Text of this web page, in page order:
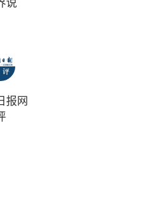
说
报网